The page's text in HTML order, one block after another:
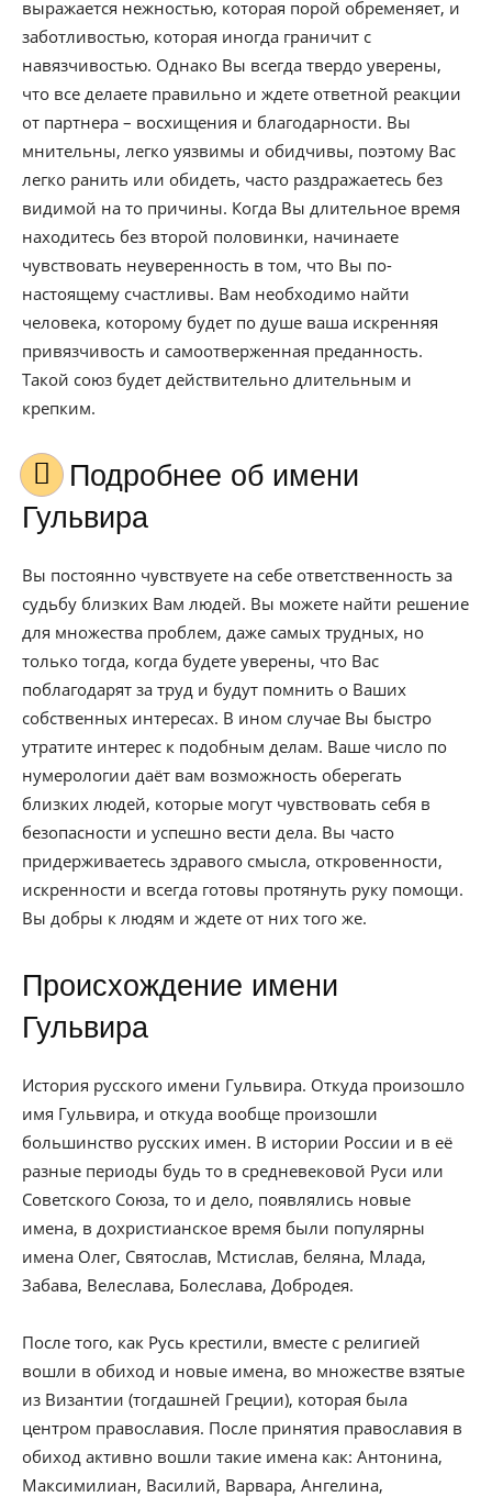
выражается нежностью, которая порой обременяет, и
заботливостью, которая иногда граничит с
навязчивостью. Однако Вы всегда твердо уверены,
что все делаете правильно и ждете ответной реакции
от партнера – восхищения и благодарности. Вы
мнительны, легко уязвимы и обидчивы, поэтому Вас
легко ранить или обидеть, часто раздражаетесь без
видимой на то причины. Когда Вы длительное время
находитесь без второй половинки, начинаете
чувствовать неуверенность в том, что Вы по-
настоящему счастливы. Вам необходимо найти
человека, которому будет по душе ваша искренняя
привязчивость и самоотверженная преданность.
Такой союз будет действительно длительным и
крепким.
Подробнее об имени
Гульвира
Вы постоянно чувствуете на себе ответственность за
судьбу близких Вам людей. Вы можете найти решение
для множества проблем, даже самых трудных, но
только тогда, когда будете уверены, что Вас
поблагодарят за труд и будут помнить о Ваших
собственных интересах. В ином случае Вы быстро
утратите интерес к подобным делам. Ваше число по
нумерологии даёт вам возможность оберегать
близких людей, которые могут чувствовать себя в
безопасности и успешно вести дела. Вы часто
придерживаетесь здравого смысла, откровенности,
искренности и всегда готовы протянуть руку помощи.
Вы добры к людям и ждете от них того же.
Происхождение имени
Гульвира
История русского имени Гульвира. Откуда произошло
имя Гульвира, и откуда вообще произошли
большинство русских имен. В истории России и в её
разные периоды будь то в средневековой Руси или
Советского Союза, то и дело, появлялись новые
имена, в дохристианское время были популярны
имена Олег, Святослав, Мстислав, беляна, Млада,
Забава, Велеслава, Болеслава, Добродея.
После того, как Русь крестили, вместе с религией
вошли в обиход и новые имена, во множестве взятые
из Византии (тогдашней Греции), которая была
центром православия. После принятия православия в
обиход активно вошли такие имена как: Антонина,
Максимилиан, Василий, Варвара, Ангелина,